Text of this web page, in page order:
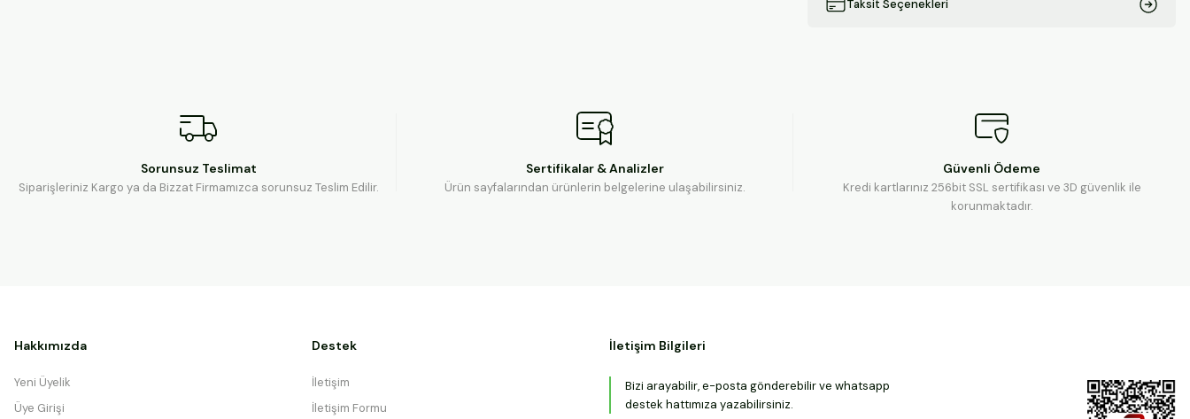
Taksit Seçenekleri
Sorunsuz Teslimat
Siparişleriniz Kargo ya da Bizzat Firmamızca sorunsuz Teslim Edilir.
Sertifikalar & Analizler
Ürün sayfalarından ürünlerin belgelerine ulaşabilirsiniz.
Güvenli Ödeme
Kredi kartlarınız 256bit SSL sertifikası ve 3D güvenlik ile
korunmaktadır.
Hakkımızda
Yeni Üyelik
Üye Girişi
Destek
İletişim
İletişim Formu
İletişim Bilgileri
Bizi arayabilir, e-posta gönderebilir ve whatsapp
destek hattımıza yazabilirsiniz.